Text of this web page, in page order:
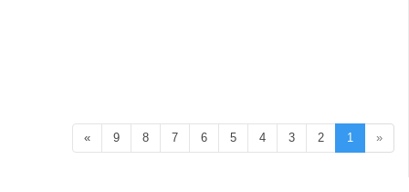
«
1
2
3
4
5
6
7
8
9
»